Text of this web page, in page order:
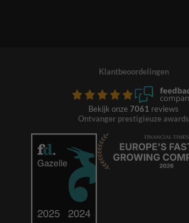
Klantbeoordelingen
Bekijk onze 7061 reviews
Ontvanger prestigieuze awards